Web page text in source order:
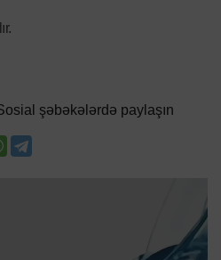
şəbəkələrdə paylaşın